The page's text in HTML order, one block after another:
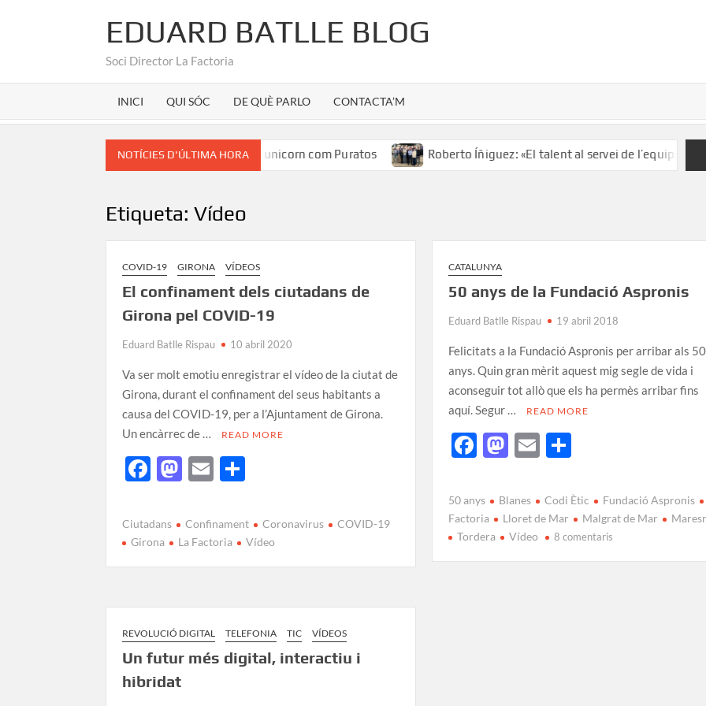
EDUARD BATLLE BLOG
Soci Director La Factoria
INICI QUI SÓC DE QUÈ PARLO CONTACTA’M
NOTÍCIES D'ÚLTIMA HORA
Marca Girona a la seu d’un unicorn com Puratos Roberto Íñiguez: «El talent al servei de l’equip»
Etiqueta:Vídeo
COVID-19 GIRONA VÍDEOS
El confinament dels ciutadans de
Girona pel COVID-19
Eduard Batlle Rispau 10 abril 2020
Va ser molt emotiu enregistrar el vídeo de la ciutat de
Girona, durant el confinament del seus habitants a
causa del COVID-19, per a l’Ajuntament de Girona.
Un encàrrec de …
READ MORE
F
e
b
o
M
to
d
o
E
ail m
p
ar
Ciutadans Confinament Coronavirus
COVID-19
Girona
La Factoria Vídeo
CATALUNYA
50 anys de la Fundació Aspronis
Eduard Batlle Rispau 19 abril 2018
Felicitats a la Fundació Aspronis per arribar als 50
anys. Quin gran mèrit aquest mig segle de vida i
aconseguir tot allò que els ha permès arribar fins
aquí. Segur …
READ MORE
F
e
b
o
o
M
to
d
o
n
E
ail
C
m
p
ar
te
50 anys Blanes Codi Ètic Fundació Aspronis
Factoria
Lloret de Mar Malgrat de Mar
Tordera
Vídeo 8 comentaris
REVOLUCIÓ DIGITAL TELEFONIA TIC VÍDEOS
Un futur més digital, interactiu i
hibridat